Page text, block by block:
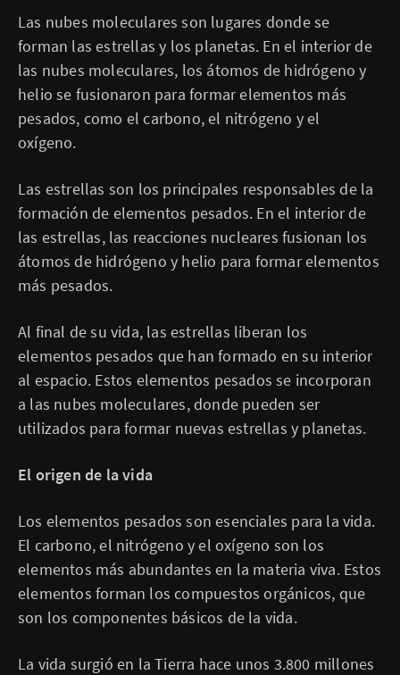
Las nubes moleculares son lugares donde se
forman las estrellas y los planetas. En el interior de
las nubes moleculares, los átomos de hidrógeno y
helio se fusionaron para formar elementos más
pesados, como el carbono, el nitrógeno y el
oxígeno.
Las estrellas son los principales responsables de la
formación de elementos pesados. En el interior de
las estrellas, las reacciones nucleares fusionan los
átomos de hidrógeno y helio para formar elementos
más pesados.
Al final de su vida, las estrellas liberan los
elementos pesados que han formado en su interior
al espacio. Estos elementos pesados se incorporan
a las nubes moleculares, donde pueden ser
utilizados para formar nuevas estrellas y planetas.
El origen de la vida
Los elementos pesados son esenciales para la vida.
El carbono, el nitrógeno y el oxígeno son los
elementos más abundantes en la materia viva. Estos
elementos forman los compuestos orgánicos, que
son los componentes básicos de la vida.
La vida surgió en la Tierra hace unos 3.800 millones